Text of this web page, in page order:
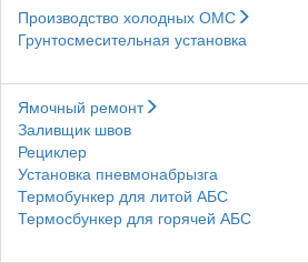
Производство холодных ОМС
Грунтосмесительная установка
Ямочный ремонт
Заливщик швов
Рециклер
Установка пневмонабрызга
Термобункер для литой АБС
Термосбункер для горячей АБС